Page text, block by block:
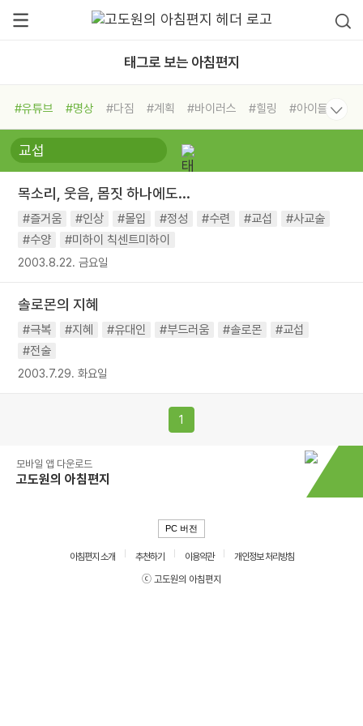
태그로 보는 아침편지
#유튜브 #명상 #다짐 #계획 #바이러스 #힐링
#아이들
#비전캠프
#독서캠프 #삶
#희망
#나눔 #친구 #링컨학교
#독서
#건강 #면역력
목소리, 웃음, 몸짓 하나에도...
#즐거움 #인상 #몰입 #정성 #수련 #교섭
#사교술
#수양
#미하이 칙센트미하이
2003.8.22. 금요일
솔로몬의 지혜
#극복 #지혜 #유대인 #부드러움 #솔로몬
#교섭
#전술
2003.7.29. 화요일
1
모바일 앱 다운로드
고도원의 아침편지
PC 버전
아침편지 소개 추천하기 이용약관
개인정보 처리방침
ⓒ 고도원의 아침편지